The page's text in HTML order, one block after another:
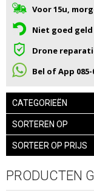
Voor 15u,
Niet goed
Drone
Bel of App 085-
CATEGORIEËN
SORTEREN OP
SORTEER OP PRIJS
PRODUCTEN